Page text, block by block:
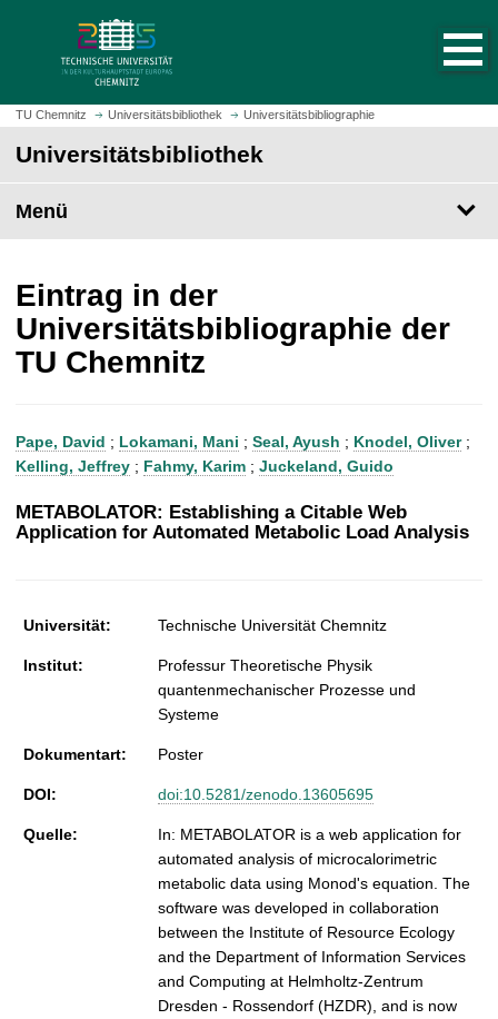
z
m
t
e
i
t
u
f
r
u
TU Chemnitz Universitätsbibliothek Universitätsbibliographie
Universitätsbibliothek
Menü
Eintrag in der
Universitätsbibliographie der
TU Chemnitz
Pape, David ; Lokamani, Mani ; Seal, Ayush ; Knodel, Oliver;
Kelling, Jeffrey ; Fahmy, Karim ; Juckeland, Guido
METABOLATOR: Establishing a Citable Web
Application for Automated Metabolic Load Analysis
Universität: Technische Universität Chemnitz
Institut:
Professur Theoretische Physik
quantenmechanischer Prozesse und
Systeme
Dokumentart: Poster
DOI: doi:10.5281/zenodo.13605695
Quelle:
In: METABOLATOR is a web application for
automated analysis of microcalorimetric
metabolic data using Monod's equation. The
software was developed in collaboration
between the Institute of Resource Ecology
and the Department of Information Services
and Computing at Helmholtz-Zentrum
Dresden - Rossendorf (HZDR), and is now